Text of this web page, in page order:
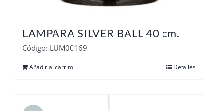
LAMPARA SILVER BALL 40 cm.
Código: LUM00169
Añadir al carrito Detalles